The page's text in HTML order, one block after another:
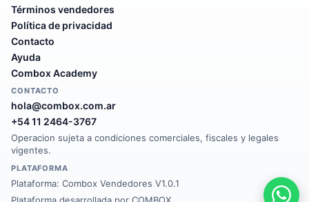
Términos vendedores
Política de privacidad
Contacto
Ayuda
Combox Academy
CONTACTO
hola@combox.com.ar
+54 11 2464-3767
Operacion sujeta a condiciones comerciales, fiscales y legales
vigentes.
PLATAFORMA
Plataforma: Combox Vendedores V1.0.1